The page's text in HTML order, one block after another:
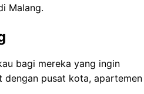
Malang.
bagi mereka yang ingin
dengan pusat kota, apartemen